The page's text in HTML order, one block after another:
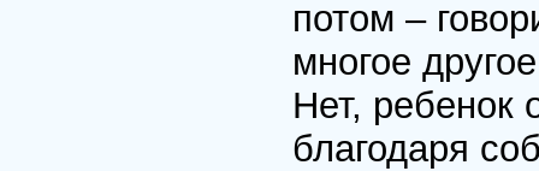
потом –
многое
Нет, ребенок
благодаря